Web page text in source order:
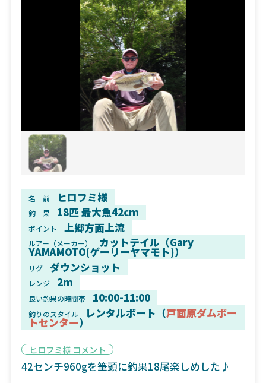
名 前 ヒロフミ様
釣 果 18匹 最大魚42cm
ポイント 上郷方面上流
ルアー（メーカー） カットテイル（Gary
YAMAMOTO(ゲーリーヤマモト)）
リグ ダウンショット
レンジ 2m
良い釣果の時間帯 10:00-11:00
釣りのスタイル レンタルボート（戸面原ダムボー
トセンター）
ヒロフミ様 コメント
42センチ960gを筆頭に釣果18尾楽しめした♪